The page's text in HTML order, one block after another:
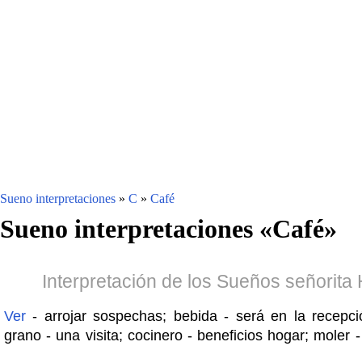
Sueno interpretaciones » C » Café
Sueno interpretaciones «Café»
Interpretación de los Sueños señorita
Ver - arrojar sospechas; bebida - será en la
grano - una visita; cocinero - beneficios hogar; moler